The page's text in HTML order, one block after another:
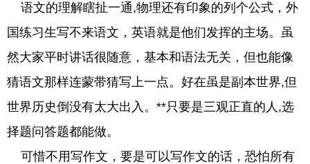
语文的理解瞎扯一通,物理还有印象的列个公式，外
国练习生写不来语文，英语就是他们发挥的主场。虽
然大家平时讲话很随意，基本和语法无关，但也能像
猜语文那样连蒙带猜写上一点。好在虽是副本世界,但
世界历史倒没有太大出入。**只要是三观正直的人,选
择题问答题都能做。
可惜不用写作文，要是可以写作文的话，恐怕所有